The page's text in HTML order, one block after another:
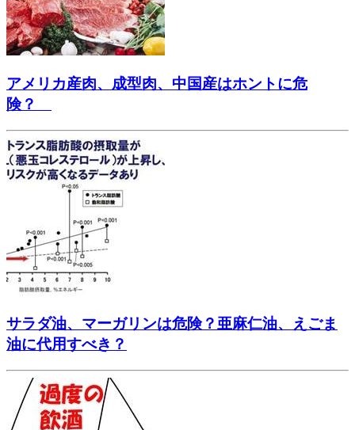
アメリカ産肉、成型肉、中国産はホントに危
険？
サラダ油、マーガリンは危険？亜麻仁油、えごま
油に代用すべき？